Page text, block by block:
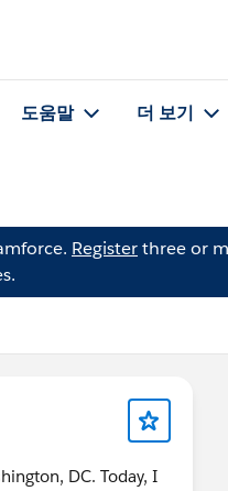
도움말 더 보기
Registerthree or
DC. Today, I